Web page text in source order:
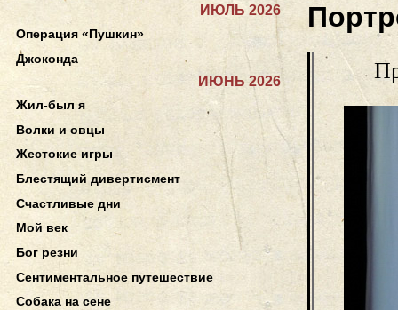
ИЮЛЬ 2026
Операция «Пушкин»
Джоконда
ИЮНЬ 2026
Жил-был я
Волки и овцы
Жестокие игры
Блестящий дивертисмент
Счастливые дни
Мой век
Бог резни
Сентиментальное путешествие
Собака на сене